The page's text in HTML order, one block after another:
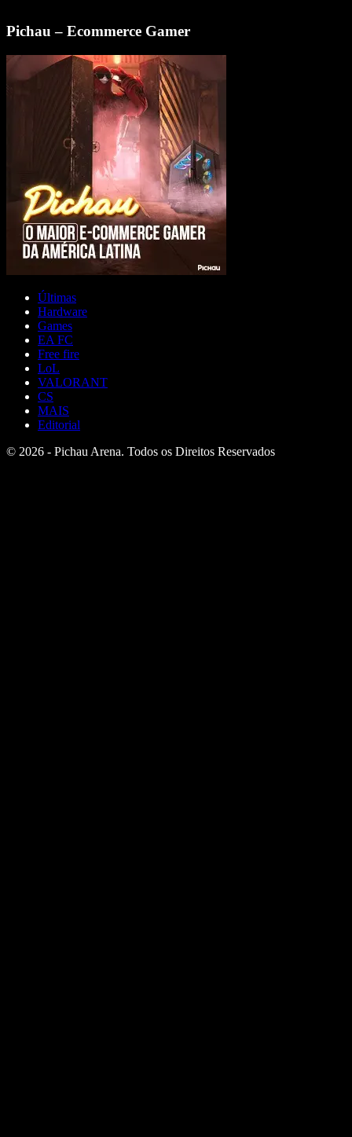
Pichau – Ecommerce Gamer
Últimas
Hardware
Games
EA FC
Free fire
LoL
VALORANT
CS
MAIS
Editorial
© 2026 - Pichau Arena. Todos os Direitos Reservados